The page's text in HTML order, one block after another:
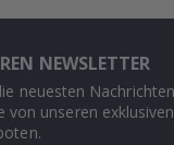
NEWSLETTER
neuesten Nachrichten
von unseren exklusiven